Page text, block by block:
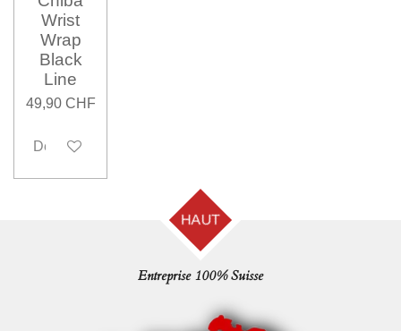
Wrist
Wrap
Black
Line
49,90 CHF
Désactivé
HAUT
Entreprise 100% Suisse